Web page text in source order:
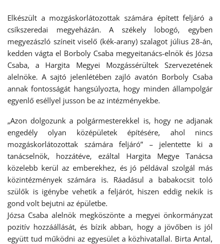
Elkészült a mozgáskorlátozottak számára épített feljáró a
csíkszeredai megyeházán. A székely lobogó, egyben
megyezászló színeit viselő (kék-arany) szalagot július 28-án,
kedden vágta el Borboly Csaba megyeitanács-elnök és Józsa
Csaba, a Hargita Megyei Mozgássérültek Szervezetének
alelnöke. A sajtó jelenlétében zajló avatón Borboly Csaba
annak fontosságát hangsúlyozta, hogy minden állampolgár
egyenlő eséllyel jusson be az intézményekbe.
„Azon dolgozunk a polgármesterekkel is, hogy ne adjanak
engedély olyan középületek építésére, ahol nincs
mozgáskorlátozottak számára feljáró” – jelentette ki a
tanácselnök, hozzátéve, ezáltal Hargita Megye Tanácsa
közelebb kerül az emberekhez, és jó példával szolgál más
közintézmények számára is. Ráadásul a babakocsit toló
szülők is igénybe vehetik a feljárót, hiszen eddig nekik is
gond volt bejutni az épületbe.
Józsa Csaba alelnök megköszönte a megyei önkormányzat
pozitív hozzáállását, és bízik abban, hogy a jövőben is jól
együtt tud működni az egyesület a közhivatallal. Birta Antal,